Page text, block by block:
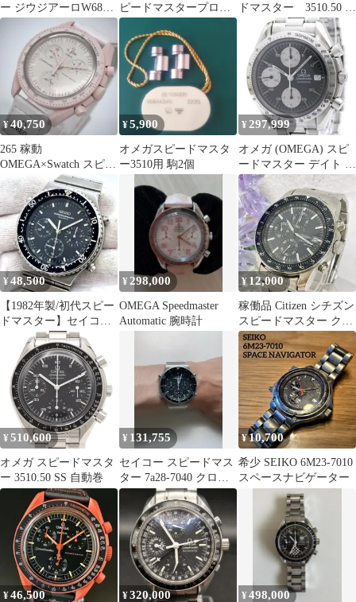
ー ジウジアーロW680-
4070 復刻版ゴールド
ピードマスタープロフ
ェッショナル OH済
ドマスター 3510.50 自
動巻き クロノグラフ
¥40,750
265 稼動
OMEGA×Swatch スピー
ドマスター ムーンウォ
ッチ 箱付き
¥5,900
オメガスピードマスタ
ー3510用 駒2個
¥ 297,999
オメガ (OMEGA) スピ
ードマスター デイト ス
テンレススチール 自動
巻き メンズ 時計
3511.50 (外装仕上げ済
み)
¥48,500
【1982年製/初代スピー
ドマスター】セイコー
7A28-7040 稼働
¥298,000
OMEGA Speedmaster
Automatic 腕時計
¥ 12,000
稼働品 Citizen シチズン
スピードマスター クロ
ノグラフ 黒 #488
¥ 510,600
オメガ スピードマスタ
ー 3510.50 SS 自動巻
¥ 131,755
セイコー スピードマス
ター 7a28-7040 クロノ
グラフ
¥10,700
希少 SEIKO 6M23-7010
スペースナビゲーター
¥46,500 ¥320,000 ¥498,000